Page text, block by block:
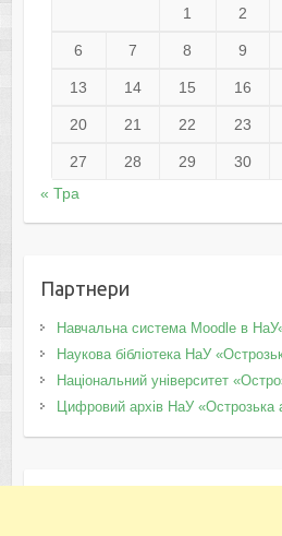
1 2
6 7 8 9
13 14 15 16
20 21 22 23
27 28 29 30
« Тра
Партнери
Навчальна система Moodle в
Наукова бібліотека НаУ
Національний університет
Цифровий архів НаУ «Острозька